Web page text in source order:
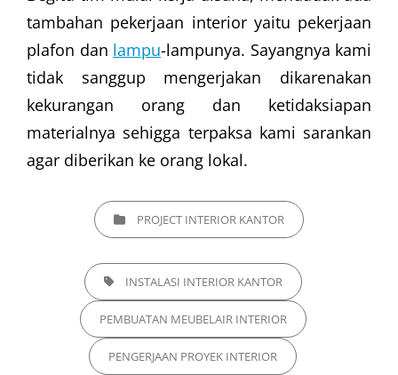
tambahan pekerjaan interior yaitu pekerjaan
plafon dan lampu-lampunya. Sayangnya kami
tidak sanggup mengerjakan dikarenakan
kekurangan orang dan ketidaksiapan
materialnya sehigga terpaksa kami sarankan
agar diberikan ke orang lokal.
CATEGORIESPROJECT INTERIOR KANTOR
TAGS, INSTALASI INTERIOR KANTOR
PEMBUATAN MEUBELAIR INTERIOR
PENGERJAAN PROYEK INTERIOR